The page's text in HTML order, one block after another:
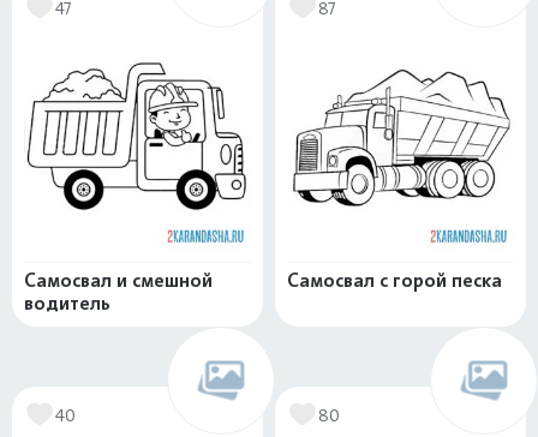
47
Самосвал и смешной
водитель
87
Самосвал с горой песка
40 80